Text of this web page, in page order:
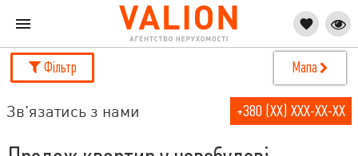
Фільтр Мапа
Зв'язатись з нами +380 (XX) XXX-XX-XX